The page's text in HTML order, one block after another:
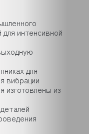
интенсивной
для
вибрации
изготовлены из